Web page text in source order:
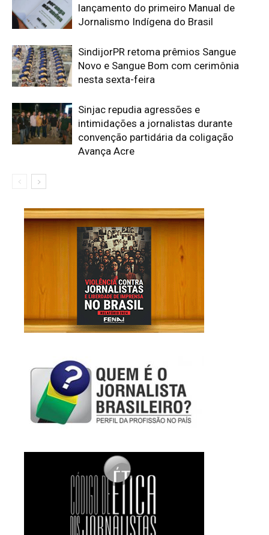
lançamento do primeiro Manual de
Jornalismo Indígena do Brasil
SindijorPR retoma prêmios Sangue
Novo e Sangue Bom com cerimônia
nesta sexta-feira
Sinjac repudia agressões e
intimidações a jornalistas durante
convenção partidária da coligação
Avança Acre